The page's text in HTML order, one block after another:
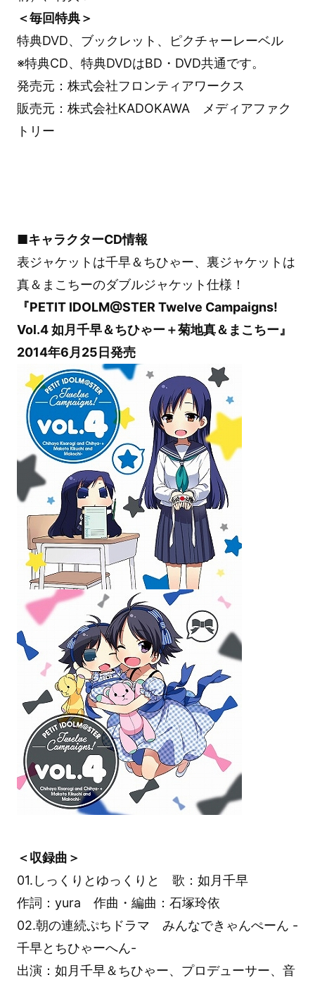
＜毎回特典＞
特典DVD、ブックレット、ピクチャーレーベル
※特典CD、特典DVDはBD・DVD共通です。
発売元：株式会社フロンティアワークス
販売元：株式会社KADOKAWA メディアファク
トリー
■キャラクターCD情報
表ジャケットは千早＆ちひゃー、裏ジャケットは
真＆まこちーのダブルジャケット仕様！
『PETIT IDOLM@STER Twelve Campaigns!
Vol.4 如月千早＆ちひゃー＋菊地真＆まこちー』
2014年6月25日発売
＜収録曲＞
01.しっくりとゆっくりと 歌：如月千早
作詞：yura 作曲・編曲：石塚玲依
02.朝の連続ぷちドラマ みんなできゃんぺーん -
千早とちひゃーへん-
出演：如月千早＆ちひゃー、プロデューサー、音